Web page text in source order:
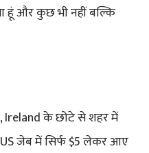
हूं और कुछ भी नहीं बल्कि
Ireland के छोटे से शहर में
जेब में सिर्फ $5 लेकर आए